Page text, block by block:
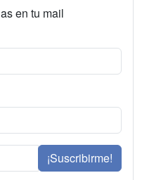
en tu mail
¡Suscribirme!